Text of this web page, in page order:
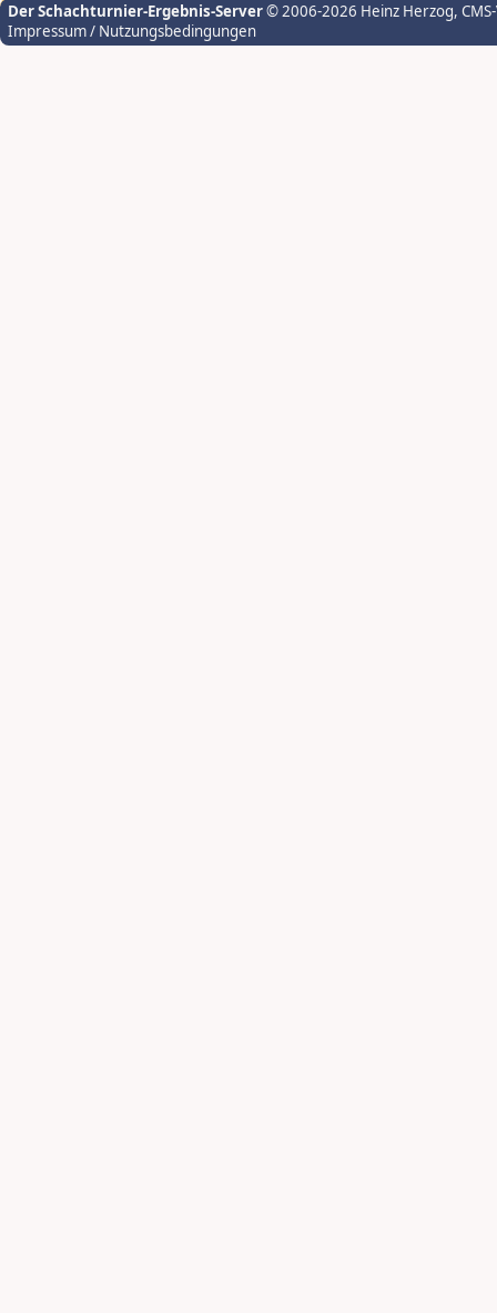
Der Schachturnier-Ergebnis-Server© 2006-2026 Heinz Herzog,
Impressum / Nutzungsbedingungen